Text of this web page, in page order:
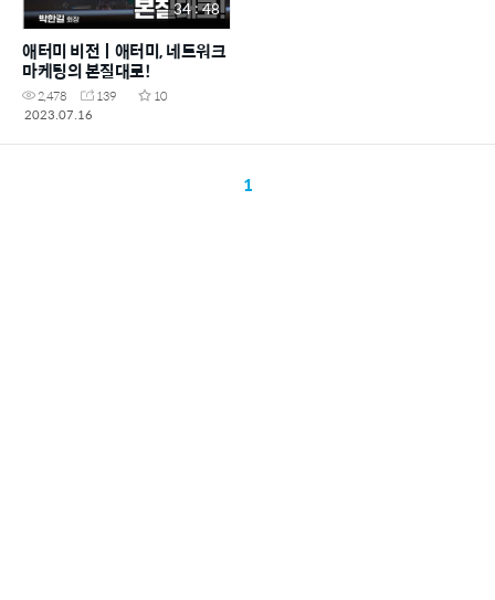
34 : 48
애터미 비전ㅣ애터미, 네트워크
마케팅의 본질대로!
2,478 139
10
2023.07.16
1